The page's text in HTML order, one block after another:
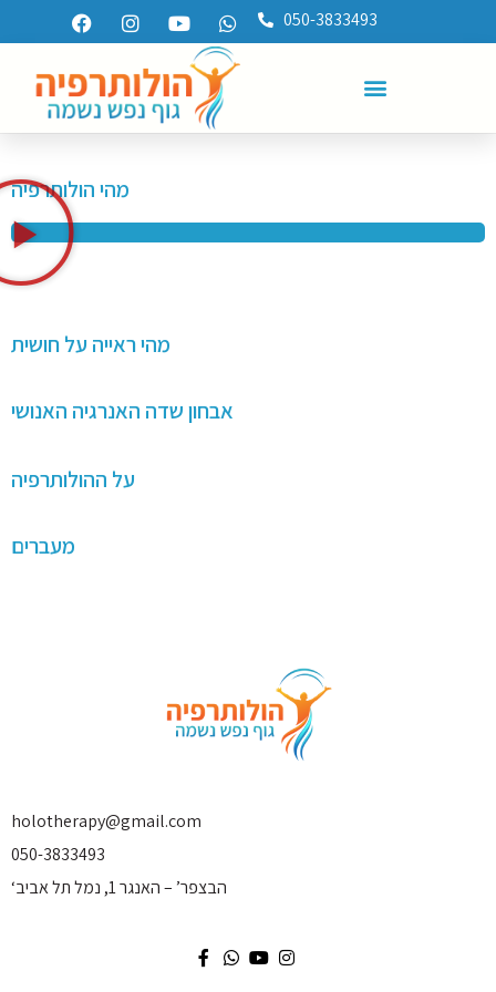
050-3833493
מהי הולותרפיה
מהי ראייה על חושית
אבחון שדה האנרגיה האנושי
על ההולותרפיה
מעברים
holotherapy@gmail.com
050-3833493
‘הבצפר’ – האנגר 1, נמל תל אביב